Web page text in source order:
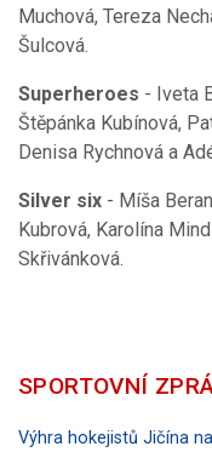
Muchová, Tereza
Šulcová.
Superheroes - Iveta
Štěpánka Kubínová,
Denisa Rychnová a
Silver six - Míša
Kubrová, Karolína
Skřivánková.
SPORTOVNÍ
Výhra hokejistů Jičína